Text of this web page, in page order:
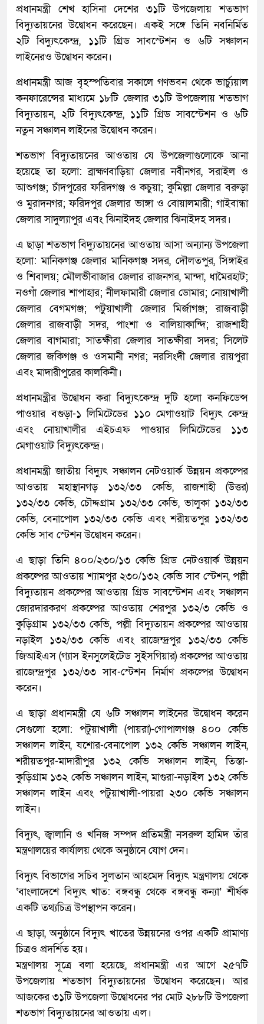
প্রধানমন্ত্রী শেখ হাসিনা দেশের ৩১টি উপজেলায় শতভাগ
বিদ্যুতায়নের উদ্বোধন করেছেন। একই সঙ্গে তিনি নবনির্মিত
২টি বিদ্যুৎকেন্দ্র, ১১টি গ্রিড সাবস্টেশন ও ৬টি সঞ্চালন
লাইনেরও উদ্বোধন করেন।
প্রধানমন্ত্রী আজ বৃহস্পতিবার সকালে গণভবন থেকে ভার্চ্যুয়াল
কনফারেন্সের মাধ্যমে ১৮টি জেলার ৩১টি উপজেলায় শতভাগ
বিদ্যুতায়ন, ২টি বিদ্যুৎকেন্দ্র, ১১টি গ্রিড সাবস্টেশন ও ৬টি
নতুন সঞ্চালন লাইনের উদ্বোধন করেন।
শতভাগ বিদ্যুতায়নের আওতায় যে উপজেলাগুলোকে আনা
হয়েছে তা হলো: ব্রাহ্মণবাড়িয়া জেলার নবীনগর, সরাইল ও
আশুগঞ্জ; চাঁদপুরের ফরিদগঞ্জ ও কচুয়া; কুমিল্লা জেলার বরুড়া
ও মুরাদনগর; ফরিদপুর জেলার ভাঙ্গা ও বোয়ালমারী; গাইবান্ধা
জেলার সাদুল্যাপুর এবং ঝিনাইদহ জেলার ঝিনাইদহ সদর।
এ ছাড়া শতভাগ বিদ্যুতায়নের আওতায় আসা অন্যান্য উপজেলা
হলো: মানিকগঞ্জ জেলার মানিকগঞ্জ সদর, দৌলতপুর, সিঙ্গাইর
ও শিবালয়; মৌলভীবাজার জেলার রাজনগর, মান্দা, ধামৈরহাট;
নওগাঁ জেলার শাপাহার; নীলফামারী জেলার ডোমার; নোয়াখালী
জেলার বেগমগঞ্জ; পটুয়াখালী জেলার মির্জাগঞ্জ; রাজবাড়ী
জেলার রাজবাড়ী সদর, পাংশা ও বালিয়াকান্দি; রাজশাহী
জেলার বাগমারা; সাতক্ষীরা জেলার সাতক্ষীরা সদর; সিলেট
জেলার জকিগঞ্জ ও ওসমানী নগর; নরসিংদী জেলার রায়পুরা
এবং মাদারীপুরের কালকিনী।
প্রধানমন্ত্রীর উদ্বোধন করা বিদ্যুৎকেন্দ্র দুটি হলো কনফিডেন্স
পাওয়ার বগুড়া-১ লিমিটেডের ১১০ মেগাওয়াট বিদ্যুৎ কেন্দ্র
এবং নোয়াখালীর এইচএফ পাওয়ার লিমিটেডের ১১৩
মেগাওয়াট বিদ্যুৎকেন্দ্র।
প্রধানমন্ত্রী জাতীয় বিদ্যুৎ সঞ্চালন নেটওয়ার্ক উন্নয়ন প্রকল্পের
আওতায় মহাস্থানগড় ১৩২/৩৩ কেভি, রাজশাহী (উত্তর)
১৩২/৩৩ কেভি, চৌদ্দগ্রাম ১৩২/৩৩ কেভি, ভালুকা ১৩২/৩৩
কেভি, বেনাপোল ১৩২/৩৩ কেভি এবং শরীয়তপুর ১৩২/৩৩
কেভি সাব স্টেশন উদ্বোধন করেন।
এ ছাড়া তিনি ৪০০/২৩০/১৩ কেভি গ্রিড নেটওয়ার্ক উন্নয়ন
প্রকল্পের আওতায় শ্যামপুর ২৩০/১৩২ কেভি সাব স্টেশন, পল্লী
বিদ্যুতায়ন প্রকল্পের আওতায় গ্রিড সাবস্টেশন এবং সঞ্চালন
জোরদারকরণ প্রকল্পের আওতায় শেরপুর ১৩২/৩ কেভি ও
কুড়িগ্রাম ১৩২/৩৩ কেভি, পল্লী বিদ্যুতায়ন প্রকল্পের আওতায়
নড়াইল ১৩২/৩৩ কেভি এবং রাজেন্দ্রপুর ১৩২/৩৩ কেভি
জিআইএস (গ্যাস ইনসুলেইটেড সুইসগিয়ার) প্রকল্পের আওতায়
রাজেন্দ্রপুর ১৩২/৩৩ সাব-স্টেশন নির্মাণ প্রকল্পের উদ্বোধন
করেন।
এ ছাড়া প্রধানমন্ত্রী যে ৬টি সঞ্চালন লাইনের উদ্বোধন করেন
সেগুলো হলো: পটুয়াখালী (পায়রা)-গোপালগঞ্জ ৪০০ কেভি
সঞ্চালন লাইন, যশোর-বেনাপোল ১৩২ কেভি সঞ্চালন লাইন,
শরীয়তপুর-মাদারীপুর ১৩২ কেভি সঞ্চালন লাইন, তিস্তা-
কুড়িগ্রাম ১৩২ কেভি সঞ্চালন লাইন, মাগুরা-নড়াইল ১৩২ কেভি
সঞ্চালন লাইন এবং পটুয়াখালী-পায়রা ২৩০ কেভি সঞ্চালন
লাইন।
বিদ্যুৎ, জ্বালানি ও খনিজ সম্পদ প্রতিমন্ত্রী নসরুল হামিদ তাঁর
মন্ত্রণালয়ের কার্যালয় থেকে অনুষ্ঠানে যোগ দেন।
বিদ্যুৎ বিভাগের সচিব সুলতান আহমেদ বিদ্যুৎ মন্ত্রণালয় থেকে
‘বাংলাদেশে বিদ্যুৎ খাত: বঙ্গবন্ধু থেকে বঙ্গবন্ধু কন্যা’ শীর্ষক
একটি তথ্যচিত্র উপস্থাপন করেন।
এ ছাড়া, অনুষ্ঠানে বিদ্যুৎ খাতের উন্নয়নের ওপর একটি প্রামাণ্য
চিত্রও প্রদর্শিত হয়।
মন্ত্রণালয় সূত্রে বলা হয়েছে, প্রধানমন্ত্রী এর আগে ২৫৭টি
উপজেলায় শতভাগ বিদ্যুতায়নের উদ্বোধন করেছেন। আর
আজকের ৩১টি উপজেলা উদ্বোধনের পর মোট ২৮৮টি উপজেলা
শতভাগ বিদ্যুতায়নের আওতায় এল।